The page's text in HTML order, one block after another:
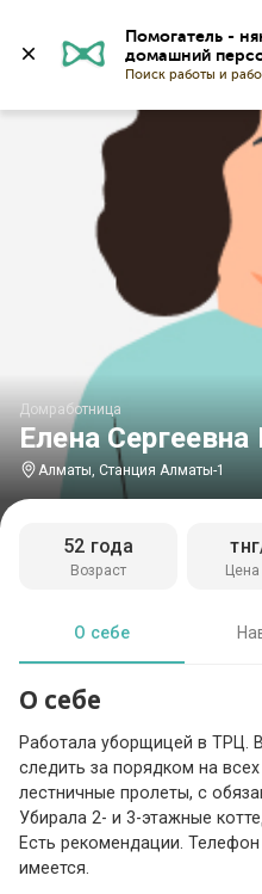
Помогатель -
Елена Сергеевна
Домработница
Алматы, Станция Алматы-1
Возраст
52 года
Цена
О себе
О себе
Работала уборщицей в ТРЦ.
следить за порядком на
лестничные пролеты, с
Убирала 2- и 3-этажные
Есть рекомендации.
имеется.